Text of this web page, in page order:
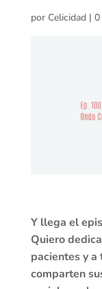
por Celicidad| 0
Y llega el
Quiero
pacientes y
comparten